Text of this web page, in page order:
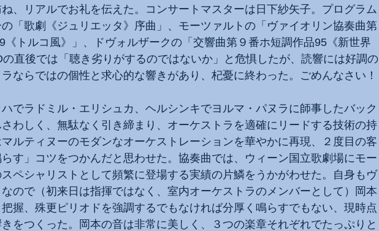
、リアルでお礼を伝えた。コンサートマスターは日下紗矢子。プログラム
「歌劇《ジュリエッタ》序曲」、モーツァルトの「ヴァイオリン協奏曲第
《トルコ風》」、ドヴォルザークの「交響曲第９番ホ短調作品95《新世界
直後では「聴き劣りがするのではないか」と危惧したが、読響には好調の
ならではの個性と求心的な響きがあり、杞憂に終わった。ごめんなさい！
でラドミル・エリシュカ、ヘルシンキでヨルマ・パヌラに師事したバック
わしく、無駄なく引き締まり、オーケストラを適確にリードする技術の持
ルティヌーのモダンなオーケストレーションを華やかに再現、２度目の客
す」コツをつかんだと思わせた。協奏曲では、ウィーン国立歌劇場にモー
ペシャリストとして頻繁に登場する実績の片鱗をうかがわせた。自身もヴ
なので（初来日は指揮ではなく、室内オーケストラのメンバーとして）岡本
握、殊更ピリオドを強調するでもなければ分厚く鳴らすでもない、現時点
をつくった。岡本の音は非常に美しく、３つの楽章それぞれでたっぷりと